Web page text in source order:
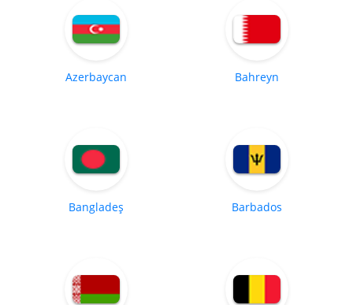
Azerbaycan Bahreyn
Bangladeş Barbados